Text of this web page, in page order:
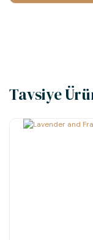
Tavsiye